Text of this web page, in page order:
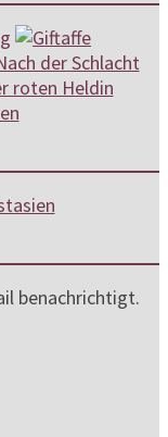
benachrichtigt.